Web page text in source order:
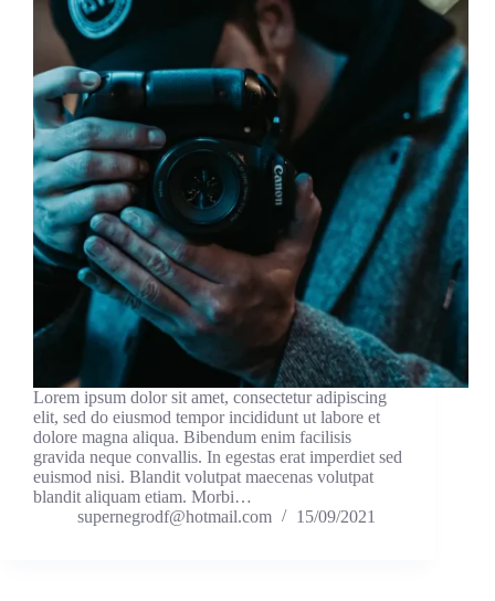
Lorem ipsum dolor sit amet, consectetur adipiscing
elit, sed do eiusmod tempor incididunt ut labore et
dolore magna aliqua. Bibendum enim facilisis
gravida neque convallis. In egestas erat imperdiet sed
euismod nisi. Blandit volutpat maecenas volutpat
blandit aliquam etiam. Morbi…
supernegrodf@hotmail.com
15/09/2021